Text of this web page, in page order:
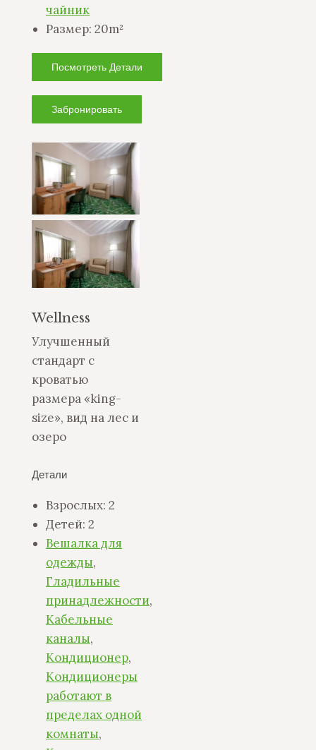
чайник
Размер: 20m²
Посмотреть Детали
Забронировать
Wellness
Улучшенный
стандарт с
кроватью
размера «king-
size», вид на лес и
озеро
Детали
Взрослых: 2
Детей: 2
Вешалка для
одежды,
Гладильные
принадлежности,
Кабельные
каналы,
Кондиционер,
Кондиционеры
работают в
пределах одной
комнаты,